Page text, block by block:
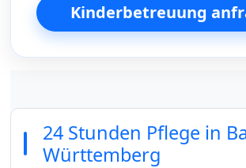
Kinderbetreuung
24 Stunden Pflege in
Württemberg